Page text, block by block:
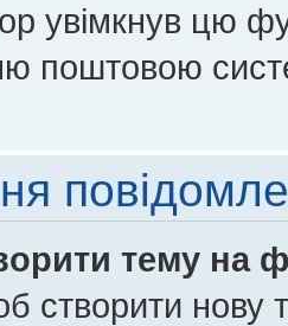
увімкнув цю
поштовою
тему на
створити нову